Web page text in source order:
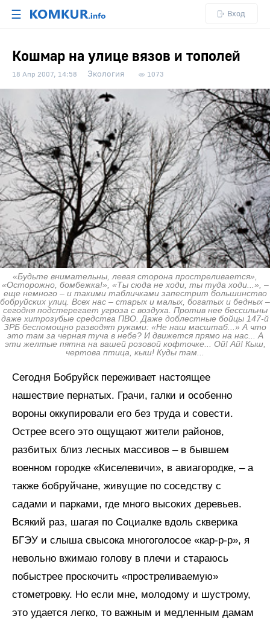
☰ Вход
Кошмар на улице вязов и тополей
18 Апр 2007, 14:58 Экология 1073
«Будьте внимательны, левая сторона простреливается»,
«Осторожно, бомбежка!», «Ты сюда не ходи, ты туда ходи...», –
еще немного – и такими табличками запестрит большинство
бобруйских улиц. Всех нас – старых и малых, богатых и бедных –
сегодня подстерегает угроза с воздуха. Против нее бессильны
даже хитрозубые средства ПВО. Даже доблестные бойцы 147-й
ЗРБ беспомощно разводят руками: «Не наш масштаб...» А что
это там за черная туча в небе? И движется прямо на нас... А
эти желтые пятна на вашей розовой кофточке... Ой! Ай! Кыш,
чертова птица, кыш! Куды там...
Сегодня Бобруйск переживает настоящее
нашествие пернатых. Грачи, галки и особенно
вороны оккупировали его без труда и совести.
Острее всего это ощущают жители районов,
разбитых близ лесных массивов – в бывшем
военном городке «Киселевичи», в авиагородке, – а
также бобруйчане, живущие по соседству с
садами и парками, где много высоких деревьев.
Всякий раз, шагая по Социалке вдоль скверика
БГЭУ и слыша свысока многоголосое «кар-р-р», я
невольно вжимаю голову в плечи и стараюсь
побыстрее проскочить «простреливаемую»
стометровку. Но если мне, молодому и шустрому,
это удается легко, то важным и медленным дамам